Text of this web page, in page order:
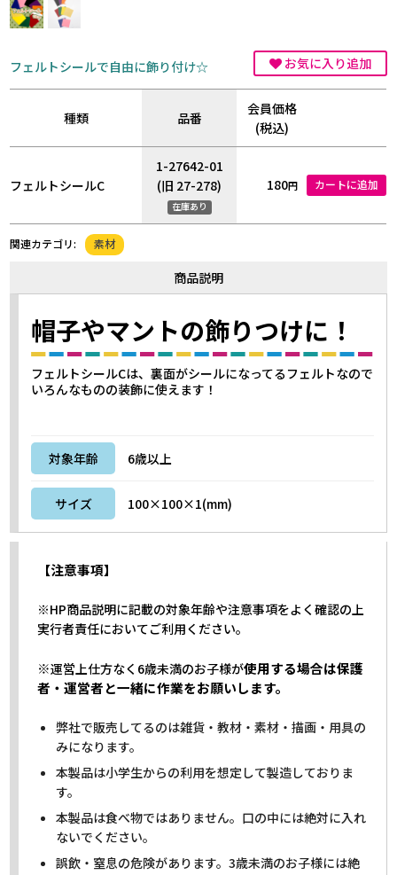
フェルトシールで自由に飾り付け☆ お気に入り追加
種類 品番
会員価格
(税込)
フェルトシールC
1-27642-01
(旧 27-278)
在庫あり
180円 カートに追加
関連カテゴリ: 素材
商品説明
帽子やマントの飾りつけに！
フェルトシールCは、裏面がシールになってるフェルトなので
いろんなものの装飾に使えます！
対象年齢 6歳以上
サイズ 100×100×1(mm)
【注意事項】
※HP商品説明に記載の対象年齢や注意事項をよく確認の上
実行者責任においてご利用ください。
※運営上仕方なく6歳未満のお子様が使用する場合は保護
者・運営者と一緒に作業をお願いします。
弊社で販売してるのは雑貨・教材・素材・描画・用具の
みになります。
本製品は小学生からの利用を想定して製造しておりま
す。
本製品は食べ物ではありません。口の中には絶対に入れ
ないでください。
誤飲・窒息の危険があります。3歳未満のお子様には絶